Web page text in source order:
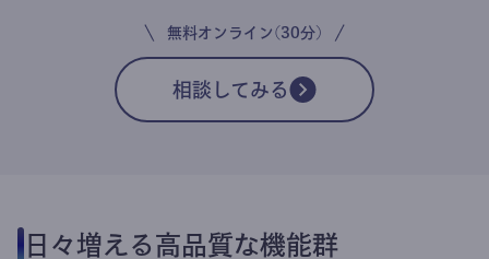
無料オンライン(30分)
相談してみる
日々増える高品質な機能群